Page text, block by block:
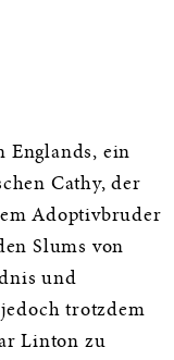
Englands, ein
Cathy, der
Adoptivbruder
Slums von
und
trotzdem
Linton zu